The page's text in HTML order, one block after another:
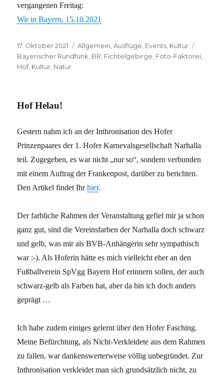
vergangenen Freitag:
Wir in Bayern, 15.10.2021
Veröffentlicht
am
17. Oktober 2021 Kategorien
Allgemein,Ausflüge, Events, Kultur
Bayerischer Rundfunk, BR, Fichtelgebirge, Foto-Faktorei,
Hof, Kultur, Natur
Hof Helau!
Gestern nahm ich an der Inthronisation des Hofer
Prinzenpaares der 1. Hofer Karnevalsgesellschaft Narhalla
teil. Zugegeben, es war nicht „nur so“, sondern verbunden
mit einem Auftrag der Frankenpost, darüber zu berichten.
Den Artikel findet Ihrhier.
Der farbliche Rahmen der Veranstaltung gefiel mir ja schon
ganz gut, sind die Vereinsfarben der Narhalla doch schwarz
und gelb, was mir als BVB-Anhängerin sehr sympathisch
war :-). Als Hoferin hätte es mich vielleicht eher an den
Fußballverein SpVgg Bayern Hof erinnern sollen, der auch
schwarz-gelb als Farben hat, aber da bin ich doch anders
geprägt …
Ich habe zudem einiges gelernt über den Hofer Fasching.
Meine Befürchtung, als Nicht-Verkleidete aus dem Rahmen
zu fallen, war dankenswerterweise völlig unbegründet. Zur
Inthronisation verkleidet man sich grundsätzlich nicht, zu